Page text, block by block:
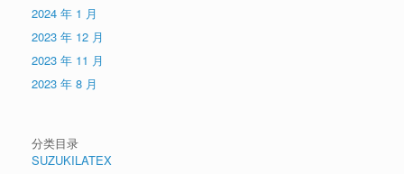
2024 年 1 月
2023 年 12 月
2023 年 11 月
2023 年 8 月
分类目录
SUZUKILATEX